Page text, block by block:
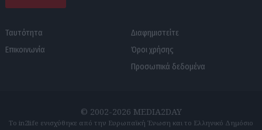
Ταυτότητα
Επικοινωνία
Διαφημιστείτε
Όροι χρήσης
Προσωπικά δεδομένα
© 2002-2026 MEDIA2DAY
Το in2life ενισχύθηκε από την Ευρωπαϊκή Ένωση και το Ελληνικό Δημόσιο